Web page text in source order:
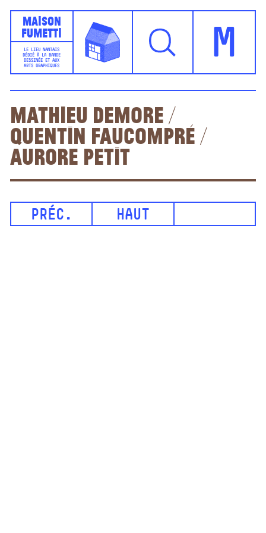
Maison
Fumetti
LE LIEU NANTAIS
DÉDIÉ À LA BANDE
DESSINÉE ET AUX
ARTS GRAPHIQUES
M
Mathieu Demore /
Quentin Faucompré /
Aurore Petit
PRÉC. HAUT